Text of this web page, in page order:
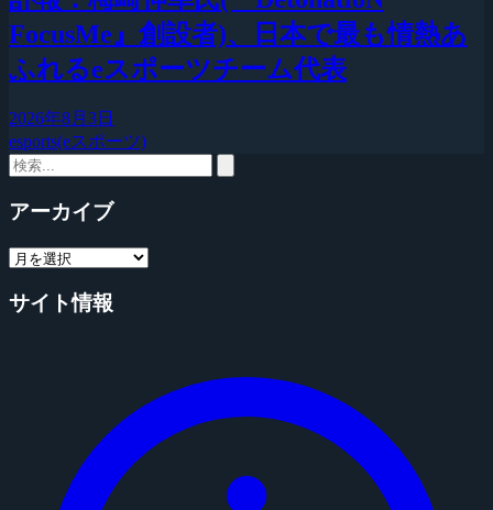
FocusMe』創設者)、日本で最も情熱あ
ふれるeスポーツチーム代表
2026年8月3日
esports(eスポーツ)
アーカイブ
サイト情報